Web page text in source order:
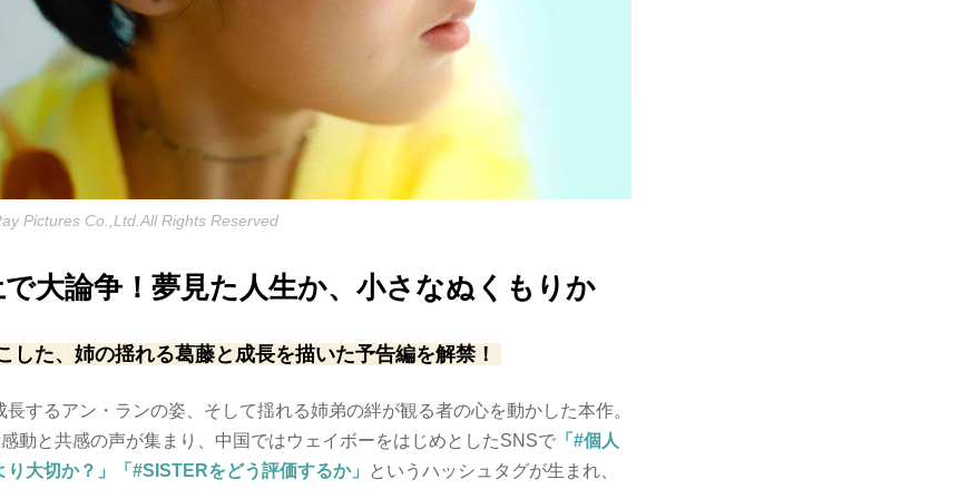
Pictures Co.,Ltd.All Rights Reserved
大論争！夢見た人生か、小さなぬくもりか
した、姉の揺れる葛藤と成長を描いた予告編を解禁！
長するアン・ランの姿、そして揺れる姉弟の絆が観る者の心を動かした本作。
感動と共感の声が集まり、中国ではウェイボーをはじめとしたSNSで 「#個人
大切か？」「 #SISTERをどう評価するか」
というハッシュタグが生まれ、